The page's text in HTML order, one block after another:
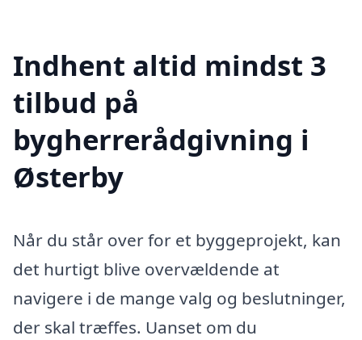
Indhent altid mindst 3
tilbud på
bygherrerådgivning i
Østerby
Når du står over for et byggeprojekt, kan
det hurtigt blive overvældende at
navigere i de mange valg og beslutninger,
der skal træffes. Uanset om du